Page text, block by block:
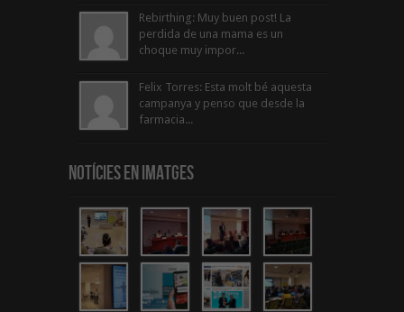
Rebirthing: Muy buen post! La
perdida de una mama es un
choque muy impor...
Felix Torres: Esta molt bé aquesta
campanya y penso que desde la
farmacia...
Notícies en Imatges